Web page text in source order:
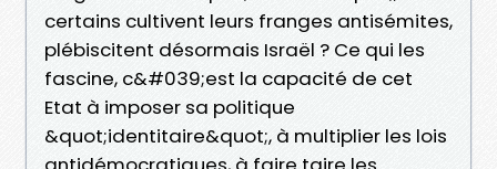
certains cultivent leurs franges antisémites,
plébiscitent désormais Israël ? Ce qui les
fascine, c&#039;est la capacité de cet
Etat à imposer sa politique
&quot;identitaire&quot;, à multiplier les lois